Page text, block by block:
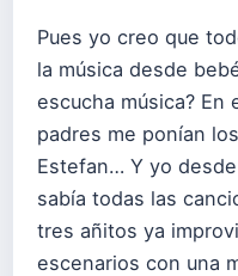
Pues yo creo que
la música desde
escucha música? En
padres me ponían
Estefan… Y yo
sabía todas las
tres añitos ya
escenarios con una